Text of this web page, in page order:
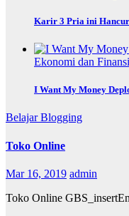
Karir 3 Pria ini
Ekonomi dan
I Want My Money
Belajar Blogging
Toko Online
Mar 16, 2019 admin
Toko Online